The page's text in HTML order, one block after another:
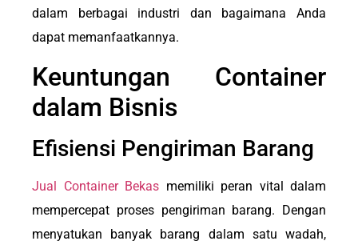
dalam berbagai industri dan bagaimana Anda
dapat memanfaatkannya.
Keuntungan Container
dalam Bisnis
Efisiensi Pengiriman Barang
Jual Container Bekas memiliki peran vital dalam
mempercepat proses pengiriman barang. Dengan
menyatukan banyak barang dalam satu wadah,